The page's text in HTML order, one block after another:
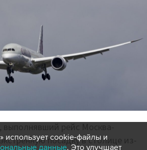
посадку в столице из-
использует cookie-файлы и
данные. Это улучшает